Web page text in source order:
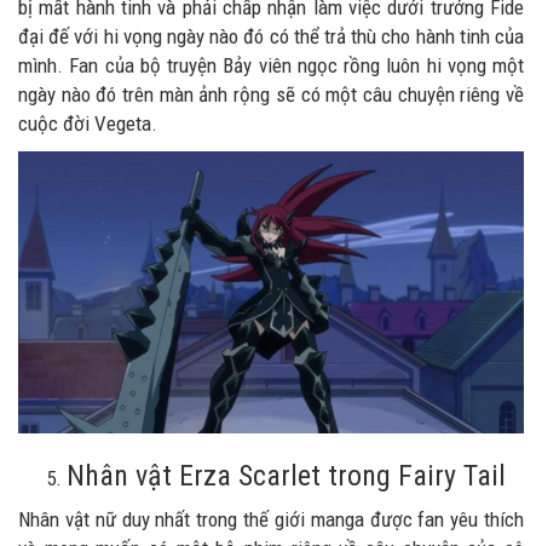
bị mất hành tinh và phải chấp nhận làm việc dưới trướng Fide
đại đế với hi vọng ngày nào đó có thể trả thù cho hành tinh của
mình. Fan của bộ truyện Bảy viên ngọc rồng luôn hi vọng một
ngày nào đó trên màn ảnh rộng sẽ có một câu chuyện riêng về
cuộc đời Vegeta.
Nhân vật Erza Scarlet trong Fairy Tail
Nhân vật nữ duy nhất trong thế giới manga được fan yêu thích